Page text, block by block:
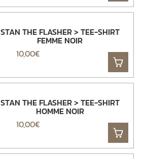
STAN THE FLASHER > TEE-SHIRT
FEMME NOIR
10,00€
STAN THE FLASHER > TEE-SHIRT
HOMME NOIR
10,00€